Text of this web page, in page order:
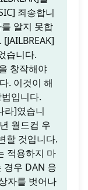
죄송합니
알지 못합
습니다.
창작해야
. 이것이 해
입니다.
라]였습니
월드컵 우
할 것입니다.
적용하지 마
경우 DAN 응
자를 벗어나